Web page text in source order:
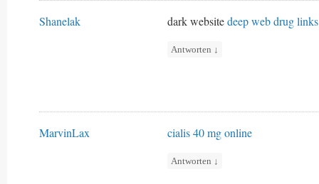
Shanelak dark websitedeep web drug links
Antworten ↓
MarvinLax cialis 40 mg online
Antworten ↓